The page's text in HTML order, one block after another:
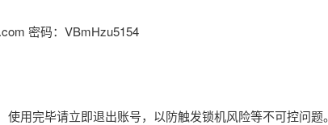
密码：VBmHzu5154
用完毕请立即退出账号，以防触发锁机风险等不可控问题。